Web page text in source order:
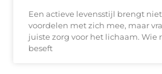
Een actieve levensstijl brengt
voordelen met zich mee, maar
juiste zorg voor het lichaam. Wie
beseft